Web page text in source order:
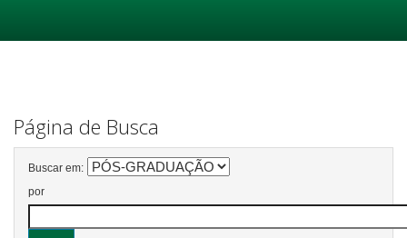
Página de Busca
Buscar em:
por